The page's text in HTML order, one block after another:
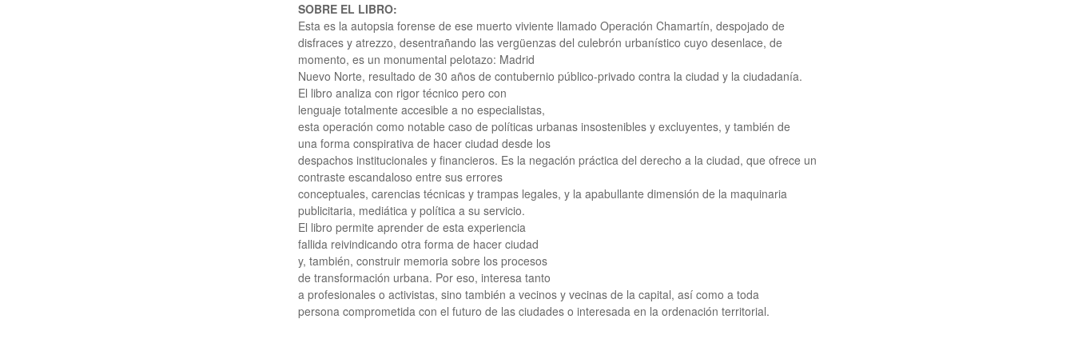
SOBRE EL LIBRO:
Esta es la autopsia forense de ese muerto viviente llamado Operación Chamartín, despojado de
disfraces y atrezzo, desentrañando las vergüenzas del culebrón urbanístico cuyo desenlace, de
momento, es un monumental pelotazo: Madrid
Nuevo Norte, resultado de 30 años de contubernio público-privado contra la ciudad y la ciudadanía.
El libro analiza con rigor técnico pero con
lenguaje totalmente accesible a no especialistas,
esta operación como notable caso de políticas urbanas insostenibles y excluyentes, y también de
una forma conspirativa de hacer ciudad desde los
despachos institucionales y financieros. Es la negación práctica del derecho a la ciudad, que ofrece un
contraste escandaloso entre sus errores
conceptuales, carencias técnicas y trampas legales, y la apabullante dimensión de la maquinaria
publicitaria, mediática y política a su servicio.
El libro permite aprender de esta experiencia
fallida reivindicando otra forma de hacer ciudad
y, también, construir memoria sobre los procesos
de transformación urbana. Por eso, interesa tanto
a profesionales o activistas, sino también a vecinos y vecinas de la capital, así como a toda
persona comprometida con el futuro de las ciudades o interesada en la ordenación territorial.